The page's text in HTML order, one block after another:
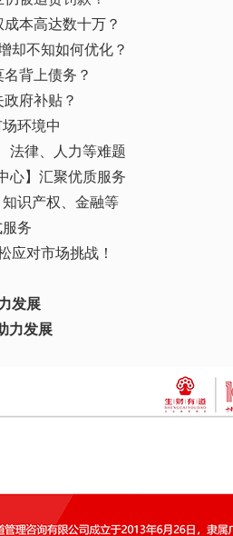
本高达数十万？
却不知如何优化？
背上债务？
府补贴？
环境中
法律、人力等难题
心】汇聚优质服务
识产权、金融等
务
应对市场挑战！
发展
力发展